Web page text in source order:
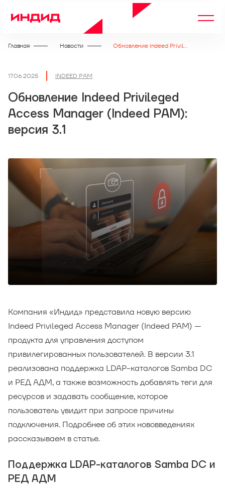
Главная Новости Обновление Indeed Privileged Access Manager (Indeed PAM): версия 3.1
17.06.2025 INDEED PAM
Обновление Indeed Privileged
Access Manager (Indeed PAM):
версия 3.1
Компания «Индид» представила новую версию
Indeed Privileged Access Manager (Indeed PAM) —
продукта для управления доступом
привилегированных пользователей. В версии 3.1
реализована поддержка LDAP-каталогов Samba DC
и РЕД АДМ, а также возможность добавлять теги для
ресурсов и задавать сообщение, которое
пользователь увидит при запросе причины
подключения. Подробнее об этих нововведениях
рассказываем в статье.
Поддержка LDAP-каталогов Samba DC и
РЕД АДМ